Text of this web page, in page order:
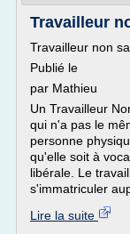
Travailleur
Travailleur non
Publié le
par Mathieu
Un Travailleur
qui n'a pas le
personne
qu'elle soit à
libérale. Le
s'immatriculer
Lire la suite